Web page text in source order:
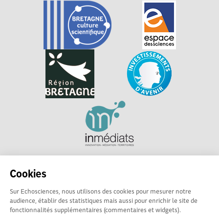
Cookies
Sur Echosciences, nous utilisons des cookies pour mesurer notre
audience, établir des statistiques mais aussi pour enrichir le site de
fonctionnalités supplémentaires (commentaires et widgets).
Explorer, s’exprimer, rentrer en contact : Echosciences
Bretagne est le réseau social des amateurs et passionnés de
sciences et de technologies en Bretagne.
Les contenus sont sous Licence Creative Commons Attribution - Pas d'Utilisation
Commerciale - Partage à l'Identique